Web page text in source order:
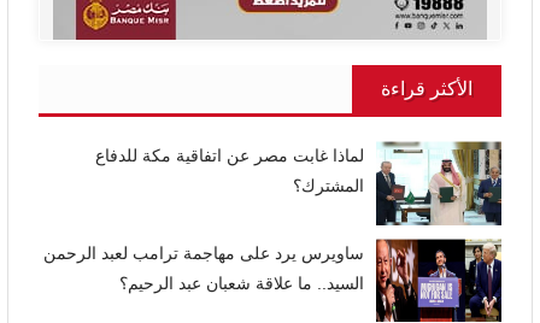
الأكثر قراءة
لماذا غابت مصر عن اتفاقية مكة للدفاع
المشترك؟
ساويرس يرد على مهاجمة ترامب لعبد الرحمن
السيد.. ما علاقة شعبان عبد الرحيم؟